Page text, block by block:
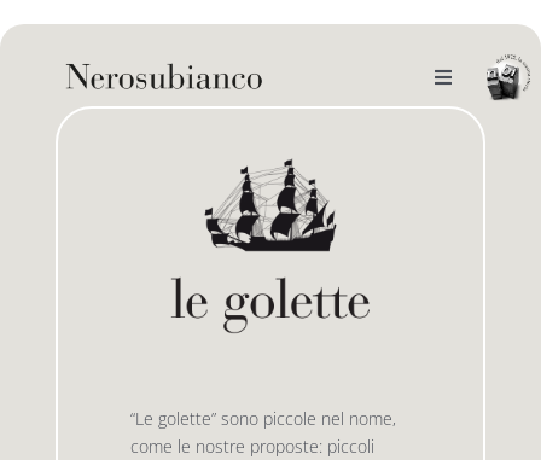
to
Toggle
Navigation
noi
le bandiere le drizze
“Le golette” sono piccole nel nome,
come le nostre proposte: piccoli